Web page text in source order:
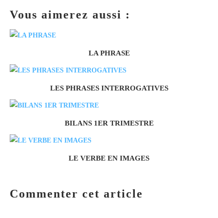
Vous aimerez aussi :
LA PHRASE
LES PHRASES INTERROGATIVES
BILANS 1ER TRIMESTRE
LE VERBE EN IMAGES
Commenter cet article